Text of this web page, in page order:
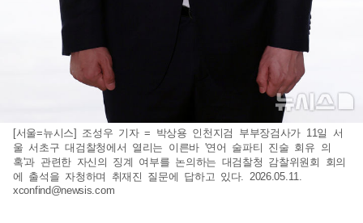
[서울=뉴시스] 조성우 기자 = 박상용 인천지검 부부장검사가 11일 서
울 서초구 대검찰청에서 열리는 이른바 '연어 술파티 진술 회유 의
혹'과 관련한 자신의 징계 여부를 논의하는 대검찰청 감찰위원회 회의
에 출석을 자청하며 취재진 질문에 답하고 있다. 2026.05.11.
xconfind@newsis.com